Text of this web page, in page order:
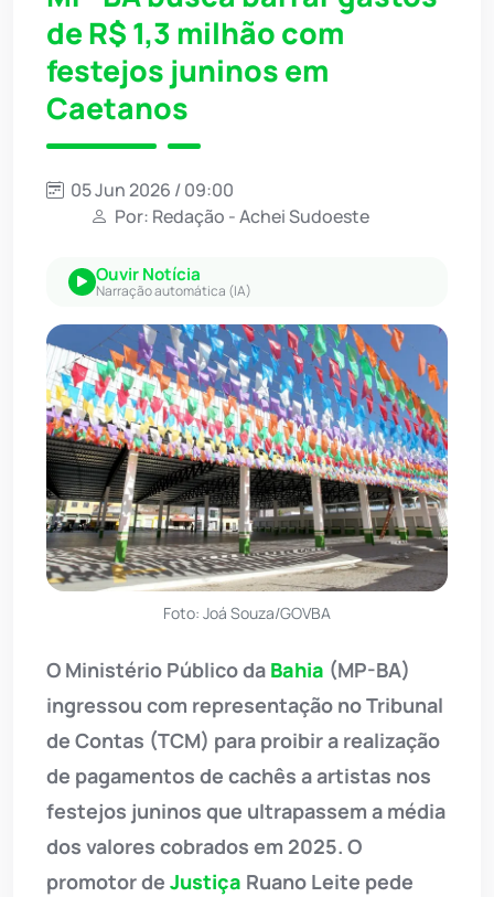
de R$ 1,3 milhão com
festejos juninos em
Caetanos
05 Jun 2026 / 09:00
Por: Redação - Achei Sudoeste
Ouvir Notícia
Narração automática (IA)
Foto: Joá Souza/GOVBA
O Ministério Público da Bahia (MP-BA)
ingressou com representação no Tribunal
de Contas (TCM) para proibir a realização
de pagamentos de cachês a artistas nos
festejos juninos que ultrapassem a média
dos valores cobrados em 2025. O
promotor de Justiça Ruano Leite pede